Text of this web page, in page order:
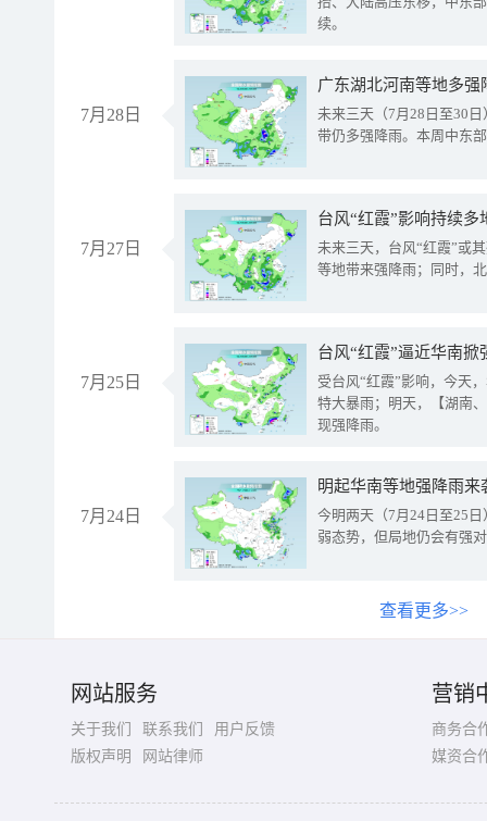
续。
7月28日
广东湖北河南等地多
未来三天（7月28日至30
带仍多强降雨。本周中东
7月27日
台风“红霞”影响持续
未来三天，台风“红霞”或
等地带来强降雨；同时，
7月25日
台风“红霞”逼近华南
受台风“红霞”影响，今天
特大暴雨；明天，【湖南
现强降雨。
7月24日
明起华南等地强降雨
今明两天（7月24日至25
弱态势，但局地仍会有强
查看更多>>
网站服务
关于我们 联系我们
用户反馈
版权声明
网站律师
营销
商务合
媒资合